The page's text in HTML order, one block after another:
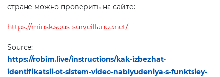
стране можно проверить на сайте:
https://minsk.sous-surveillance.net/
Source:
https://robim.live/instructions/kak-izbezhat-
identifikatsii-ot-sistem-video-nablyudeniya-s-funktsiey-